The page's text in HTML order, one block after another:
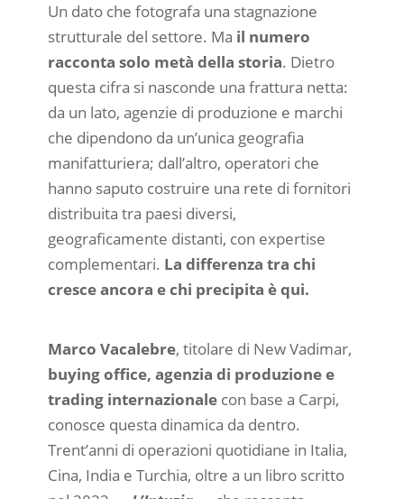
Un dato che fotografa una stagnazione
strutturale del settore. Ma il numero
racconta solo metà della storia. Dietro
questa cifra si nasconde una frattura netta:
da un lato, agenzie di produzione e marchi
che dipendono da un’unica geografia
manifatturiera; dall’altro, operatori che
hanno saputo costruire una rete di fornitori
distribuita tra paesi diversi,
geograficamente distanti, con expertise
complementari. La differenza tra chi
cresce ancora e chi precipita è qui.
Marco Vacalebre, titolare di New Vadimar,
buying office, agenzia di produzione e
trading internazionalecon base a Carpi,
conosce questa dinamica da dentro.
Trent’anni di operazioni quotidiane in Italia,
Cina, India e Turchia, oltre a un libro scritto